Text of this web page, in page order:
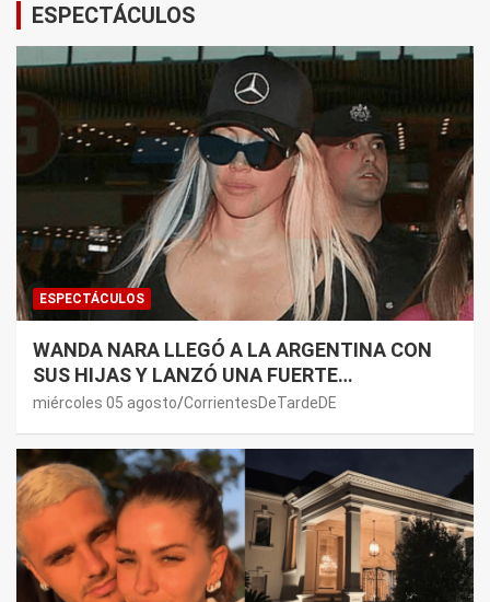
ESPECTÁCULOS
ESPECTÁCULOS
WANDA NARA LLEGÓ A LA ARGENTINA CON
SUS HIJAS Y LANZÓ UNA FUERTE
PREMONICIÓN SOBRE MAURO ICARDI
miércoles 05 agosto CorrientesDeTardeDE